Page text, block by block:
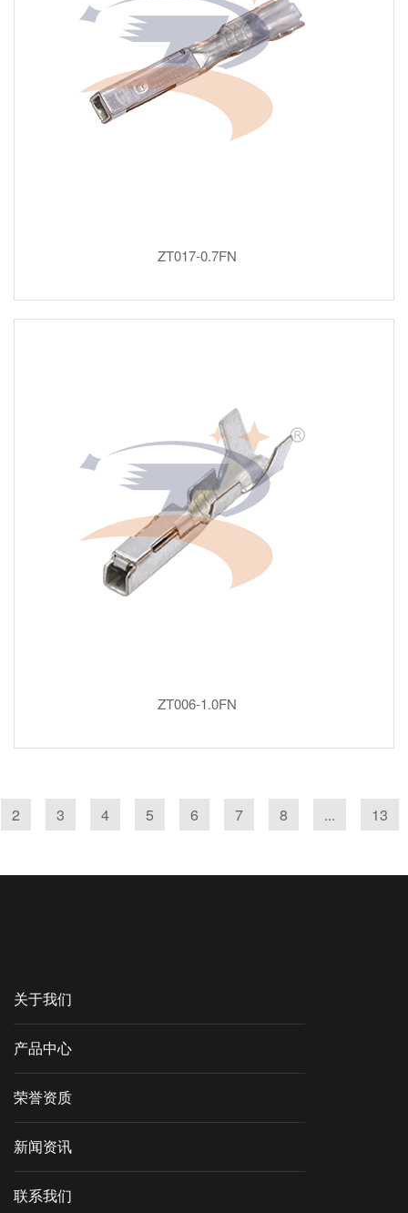
ZT017-0.7FN
ZT006-1.0FN
2 3 4 5 6 7 8 ... 13
关于我们
产品中心
荣誉资质
新闻资讯
联系我们